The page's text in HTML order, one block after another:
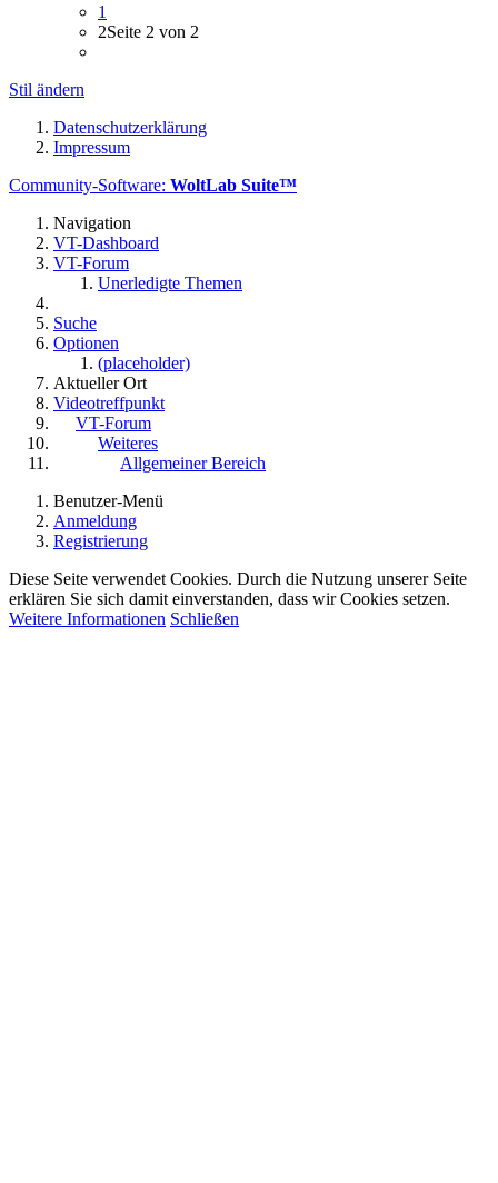
1
2Seite 2 von 2
Stil ändern
Datenschutzerklärung
Impressum
Community-Software: WoltLab Suite™
Navigation
VT-Dashboard
VT-Forum
Unerledigte Themen
Suche
Optionen
(placeholder)
Aktueller Ort
Videotreffpunkt
VT-Forum
Weiteres
Allgemeiner Bereich
Benutzer-Menü
Anmeldung
Registrierung
Diese Seite verwendet Cookies. Durch die Nutzung unserer Seite
erklären Sie sich damit einverstanden, dass wir Cookies setzen.
Weitere Informationen Schließen